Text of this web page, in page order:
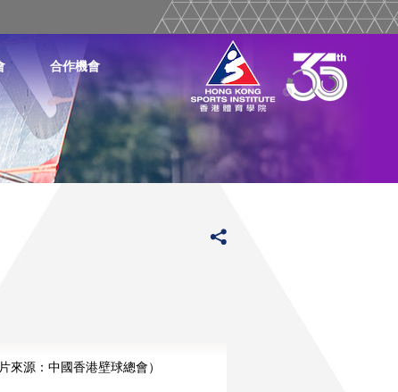
合作機會
來源：中國香港壁球總會）